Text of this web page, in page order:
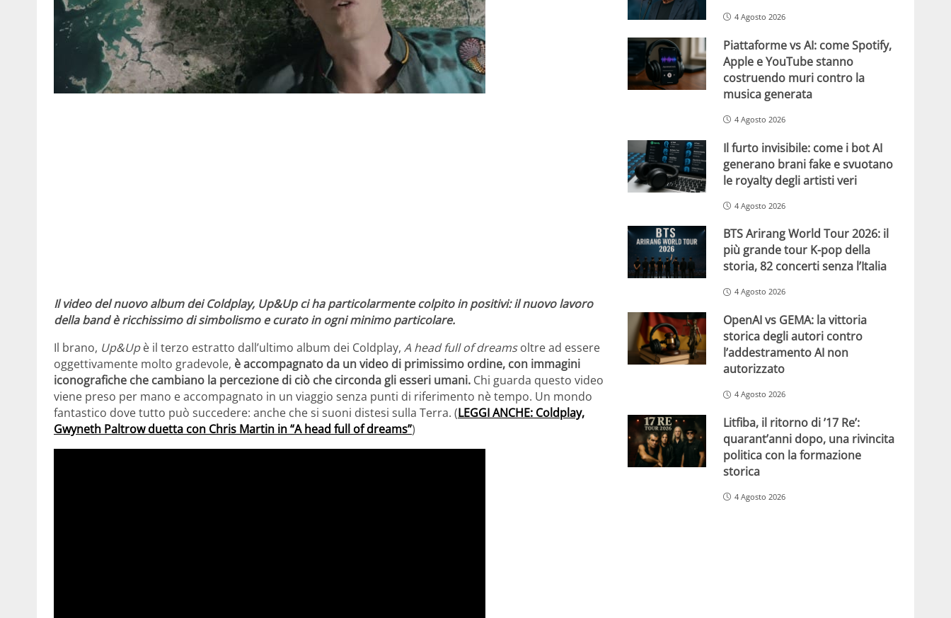
Il video del nuovo album dei Coldplay, Up&Up ci ha particolarmente colpito in positivi: il nuovo lavoro
della band è ricchissimo di simbolismo e curato in ogni minimo particolare.
Il brano, Up&Upè il terzo estratto dall’ultimo album dei Coldplay, A head full of dreamsoltre ad essere
oggettivamente molto gradevole, è accompagnato da un video di primissimo ordine, con immagini
iconografiche che cambiano la percezione di ciò che circonda gli esseri umani. Chi guarda questo video
viene preso per mano e accompagnato in un viaggio senza punti di riferimento nè tempo. Un mondo
fantastico dove tutto può succedere: anche che si suoni distesi sulla Terra. (LEGGI ANCHE: Coldplay,
Gwyneth Paltrow duetta con Chris Martin in “A head full of dreams”)
4 Agosto 2026
Piattaforme vs AI: come Spotify,
Apple e YouTube stanno
costruendo muri contro la
musica generata
4 Agosto 2026
Il furto invisibile: come i bot AI
generano brani fake e svuotano
le royalty degli artisti veri
4 Agosto 2026
BTS Arirang World Tour 2026: il
più grande tour K-pop della
storia, 82 concerti senza l’Italia
4 Agosto 2026
OpenAI vs GEMA: la vittoria
storica degli autori contro
l’addestramento AI non
autorizzato
4 Agosto 2026
Litfiba, il ritorno di ’17 Re’:
quarant’anni dopo, una rivincita
politica con la formazione
storica
4 Agosto 2026